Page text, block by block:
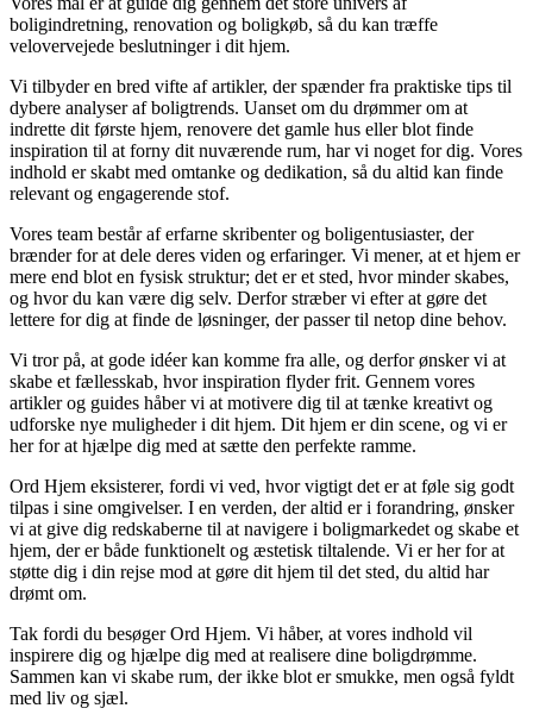
boligindretning, renovation og boligkøb, så du kan træffe
velovervejede beslutninger i dit hjem.
Vi tilbyder en bred vifte af artikler, der spænder fra praktiske tips til
dybere analyser af boligtrends. Uanset om du drømmer om at
indrette dit første hjem, renovere det gamle hus eller blot finde
inspiration til at forny dit nuværende rum, har vi noget for dig. Vores
indhold er skabt med omtanke og dedikation, så du altid kan finde
relevant og engagerende stof.
Vores team består af erfarne skribenter og boligentusiaster, der
brænder for at dele deres viden og erfaringer. Vi mener, at et hjem er
mere end blot en fysisk struktur; det er et sted, hvor minder skabes,
og hvor du kan være dig selv. Derfor stræber vi efter at gøre det
lettere for dig at finde de løsninger, der passer til netop dine behov.
Vi tror på, at gode idéer kan komme fra alle, og derfor ønsker vi at
skabe et fællesskab, hvor inspiration flyder frit. Gennem vores
artikler og guides håber vi at motivere dig til at tænke kreativt og
udforske nye muligheder i dit hjem. Dit hjem er din scene, og vi er
her for at hjælpe dig med at sætte den perfekte ramme.
Ord Hjem eksisterer, fordi vi ved, hvor vigtigt det er at føle sig godt
tilpas i sine omgivelser. I en verden, der altid er i forandring, ønsker
vi at give dig redskaberne til at navigere i boligmarkedet og skabe et
hjem, der er både funktionelt og æstetisk tiltalende. Vi er her for at
støtte dig i din rejse mod at gøre dit hjem til det sted, du altid har
drømt om.
Tak fordi du besøger Ord Hjem. Vi håber, at vores indhold vil
inspirere dig og hjælpe dig med at realisere dine boligdrømme.
Sammen kan vi skabe rum, der ikke blot er smukke, men også fyldt
med liv og sjæl.